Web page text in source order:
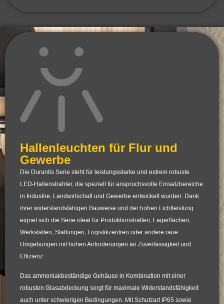
Hallenleuchten für Flur und
Gewerbe
Die Durantis Serie steht für leistungsstarke und extrem robuste
LED-Hallenstrahler, die speziell für anspruchsvolle Einsatzbereiche
in Industrie, Landwirtschaft und Gewerbe entwickelt wurden. Dank
ihrer widerstandsfähigen Bauweise und der hohen Lichtleistung
eignet sich die Serie ideal für Produktionshallen, Lagerflächen,
Werkstätten, Stallungen, Logistikzentren oder andere raue
Umgebungen mit hohen Anforderungen an Zuverlässigkeit und
Effizienz.
Das ammoniakbeständige Gehäuse in Kombination mit einer
robusten Glasabdeckung sorgt für maximale Widerstandsfähigkeit
auch unter schwierigen Bedingungen. Mit Schutzart IP65 sowie